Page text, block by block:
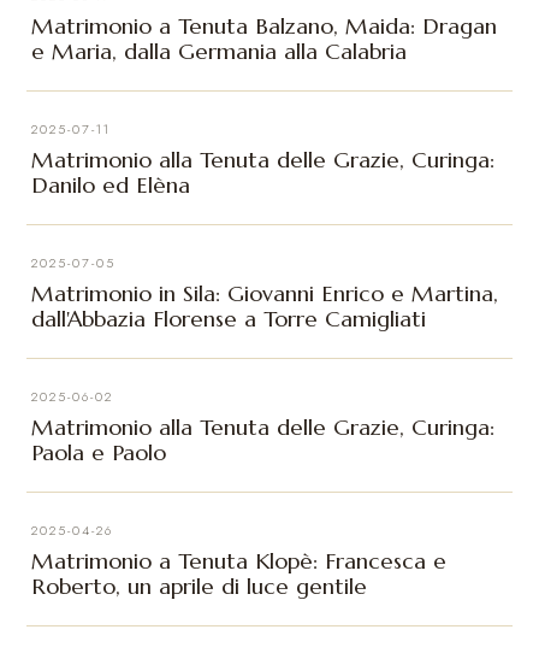
Matrimonio a Tenuta Balzano, Maida: Dragan
e Maria, dalla Germania alla Calabria
2025-07-11
Matrimonio alla Tenuta delle Grazie, Curinga:
Danilo ed Elèna
2025-07-05
Matrimonio in Sila: Giovanni Enrico e Martina,
dall'Abbazia Florense a Torre Camigliati
2025-06-02
Matrimonio alla Tenuta delle Grazie, Curinga:
Paola e Paolo
2025-04-26
Matrimonio a Tenuta Klopè: Francesca e
Roberto, un aprile di luce gentile